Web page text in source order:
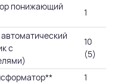
понижающий
1
с
10
(5)
1